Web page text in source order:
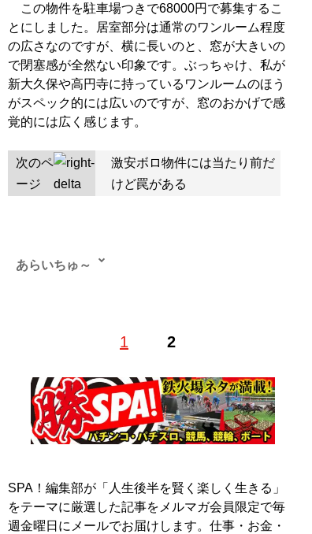
この物件を駐車場つきで68000円で募集するこ
とにしました。居室部分は通常のワンルーム程度
の広さなのですが、横に長いのと、窓が大きいの
で閉塞感が全然ない印象です。ぶっちゃけ、私が
新大久保や高円寺に持っているワンルームのほう
がスペック的には広いのですが、窓のおかげで感
覚的には広く感じます。
次のペ
ージ
激安ボロ物件には当たり前だ
けど罠がある
1 2
あらいちゅ～
細企業の経営者。副業と投資と占いで「普通の人でも馬
命・紫微斗数をメインでやっています。Twitter：
@araichuu
記事一覧へ
SPA！編集部が「人生後半を賢く楽しく生きる」
をテーマに厳選した記事をメルマガ会員限定で毎
週金曜日にメールでお届けします。仕事・お金・